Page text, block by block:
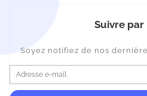
Suivre par
Soyez notifiez de nos